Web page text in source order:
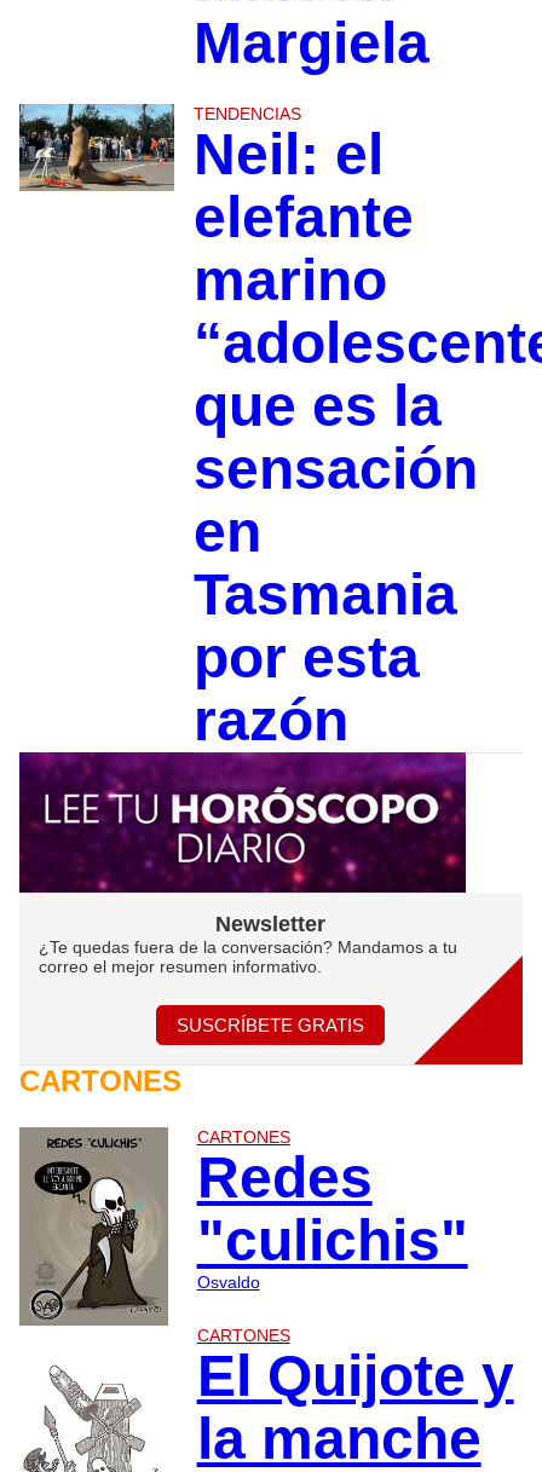
Margiela
TENDENCIAS
Neil: el
elefante
marino
que es la
sensación
en
Tasmania
por esta
razón
Newsletter
¿Te quedas fuera de la conversación? Mandamos a tu
correo el mejor resumen informativo.
SUSCRÍBETE GRATIS
CARTONES
CARTONES
Redes
"culichis"
Osvaldo
CARTONES
El Quijote y
la manche